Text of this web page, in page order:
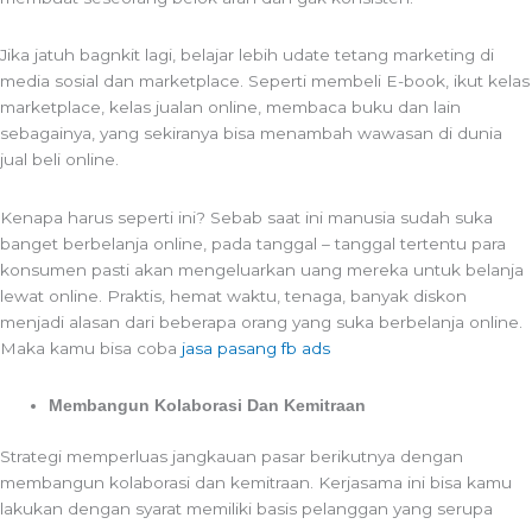
Jika jatuh bagnkit lagi, belajar lebih udate tetang marketing di
media sosial dan marketplace. Seperti membeli E-book, ikut kelas
marketplace, kelas jualan online, membaca buku dan lain
sebagainya, yang sekiranya bisa menambah wawasan di dunia
jual beli online.
Kenapa harus seperti ini? Sebab saat ini manusia sudah suka
banget berbelanja online, pada tanggal – tanggal tertentu para
konsumen pasti akan mengeluarkan uang mereka untuk belanja
lewat online. Praktis, hemat waktu, tenaga, banyak diskon
menjadi alasan dari beberapa orang yang suka berbelanja online.
Maka kamu bisa coba jasa pasang fb ads
Membangun Kolaborasi Dan Kemitraan
Strategi memperluas jangkauan pasar berikutnya dengan
membangun kolaborasi dan kemitraan. Kerjasama ini bisa kamu
lakukan dengan syarat memiliki basis pelanggan yang serupa